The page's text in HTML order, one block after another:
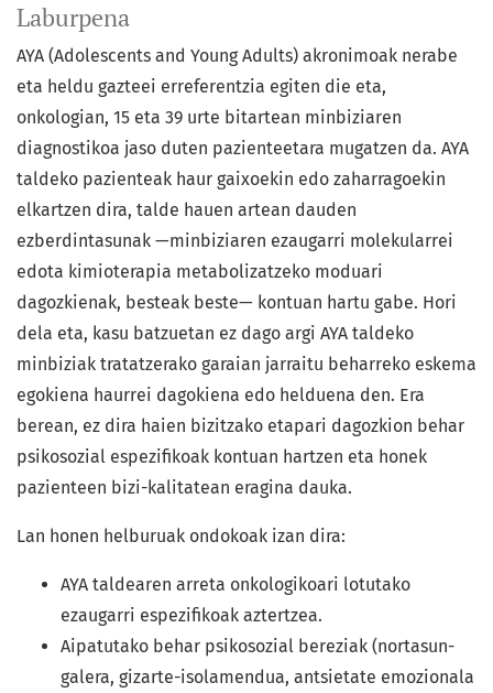
Laburpena
AYA (Adolescents and Young Adults) akronimoak nerabe
eta heldu gazteei erreferentzia egiten die eta,
onkologian, 15 eta 39 urte bitartean minbiziaren
diagnostikoa jaso duten pazienteetara mugatzen da. AYA
taldeko pazienteak haur gaixoekin edo zaharragoekin
elkartzen dira, talde hauen artean dauden
ezberdintasunak —minbiziaren ezaugarri molekularrei
edota kimioterapia metabolizatzeko moduari
dagozkienak, besteak beste— kontuan hartu gabe. Hori
dela eta, kasu batzuetan ez dago argi AYA taldeko
minbiziak tratatzerako garaian jarraitu beharreko eskema
egokiena haurrei dagokiena edo helduena den. Era
berean, ez dira haien bizitzako etapari dagozkion behar
psikosozial espezifikoak kontuan hartzen eta honek
pazienteen bizi-kalitatean eragina dauka.
Lan honen helburuak ondokoak izan dira:
AYA taldearen arreta onkologikoari lotutako
ezaugarri espezifikoak aztertzea.
Aipatutako behar psikosozial bereziak (nortasun-
galera, gizarte-isolamendua, antsietate emozionala